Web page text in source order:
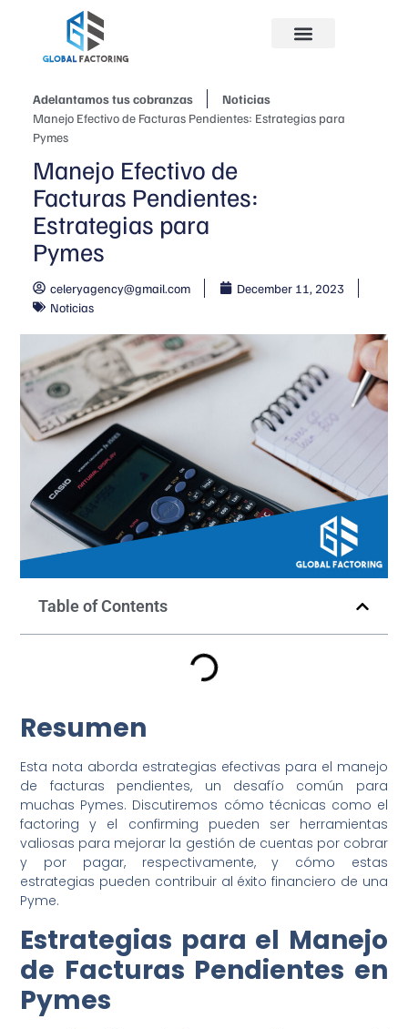
Adelantamos tus cobranzas
Noticias
Manejo Efectivo de Facturas Pendientes: Estrategias para
Pymes
Manejo Efectivo de
Facturas Pendientes:
Estrategias para
Pymes
celeryagency@gmail.com
December 11, 2023
Noticias
Table of Contents
Resumen
Esta nota aborda estrategias efectivas para el manejo
de facturas pendientes, un desafío común para
muchas Pymes. Discutiremos cómo técnicas como el
factoring y el confirming pueden ser herramientas
valiosas para mejorar la gestión de cuentas por cobrar
y por pagar, respectivamente, y cómo estas
estrategias pueden contribuir al éxito financiero de una
Pyme.
Estrategias para el Manejo
de Facturas Pendientes en
Pymes